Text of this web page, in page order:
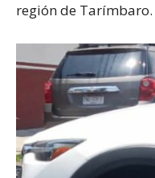
región de Tarímbaro.